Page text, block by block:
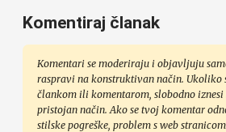
Komentiraj članak
Komentari se moderiraju i objavljuju
raspravi na konstruktivan način. Ukoliko
člankom ili komentarom, slobodno
pristojan način. Ako se tvoj komentar
stilske pogreške, problem s web